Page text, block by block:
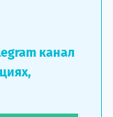
канал